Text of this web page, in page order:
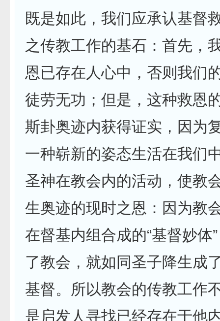
既是如此，我们应承认基督
之传教工作的基石：首先，
恩已存在人心中，否则我们
徒劳无功；但是，这种救恩
斯卦奥迹内获得证实，因为
一种崭新的姿态生活在我们
圣神在教会内的活动，使教
生奥迹的现时之恩：因为教
在督基内组合成的“基督妙体
了教会，就如同圣子降生成
基督。所以教会的传教工作
是启发人寻找已经存在于他